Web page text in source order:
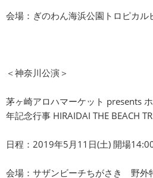
会場：ぎのわん海浜公園トロピカル
＜神奈川公演＞
茅ヶ崎アロハマーケット presents
年記念行事 HIRAIDAI THE BEACH
日程：2019年5月11日(土) 開場
会場：サザンビーチちがさき 野外